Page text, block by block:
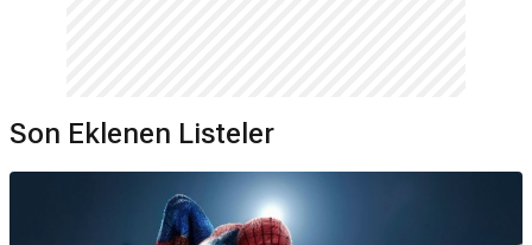
Son Eklenen Listeler